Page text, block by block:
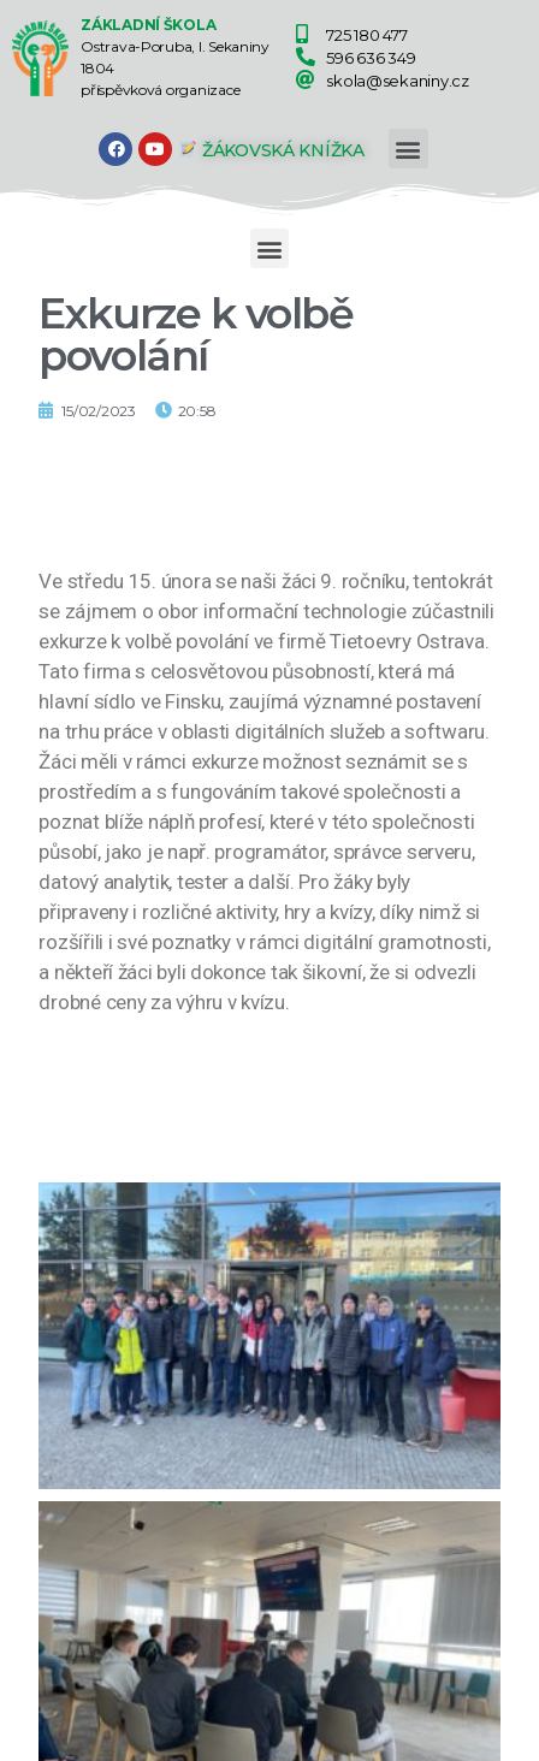
ZÁKLADNÍ ŠKOLA
Ostrava-Poruba, I. Sekaniny
1804
příspěvková organizace
725 180 477
596 636 349
skola@sekaniny.cz
ŽÁKOVSKÁ KNÍŽKA
Exkurze k volbě
povolání
15/02/2023 20:58
Ve středu 15. února se naši žáci 9. ročníku, tentokrát
se zájmem o obor informační technologie zúčastnili
exkurze k volbě povolání ve firmě Tietoevry Ostrava.
Tato firma s celosvětovou působností, která má
hlavní sídlo ve Finsku, zaujímá významné postavení
na trhu práce v oblasti digitálních služeb a softwaru.
Žáci měli v rámci exkurze možnost seznámit se s
prostředím a s fungováním takové společnosti a
poznat blíže náplň profesí, které v této společnosti
působí, jako je např. programátor, správce serveru,
datový analytik, tester a další. Pro žáky byly
připraveny i rozličné aktivity, hry a kvízy, díky nimž si
rozšířili i své poznatky v rámci digitální gramotnosti,
a někteří žáci byli dokonce tak šikovní, že si odvezli
drobné ceny za výhru v kvízu.